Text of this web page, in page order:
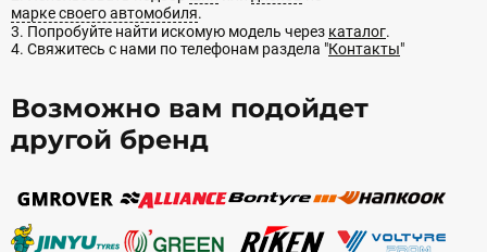
марке своего автомобиля.
3. Попробуйте найти искомую модель через каталог.
4. Свяжитесь с нами по телефонам раздела "Контакты"
Возможно вам подойдет
другой бренд